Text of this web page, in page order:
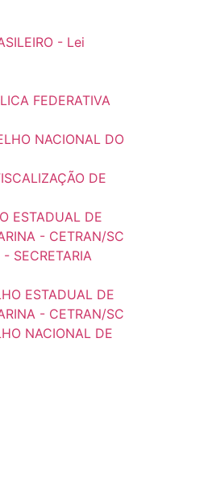
- Lei
FEDERATIVA
NACIONAL DO
DE
ESTADUAL DE
- CETRAN/SC
SECRETARIA
ESTADUAL DE
- CETRAN/SC
NACIONAL DE